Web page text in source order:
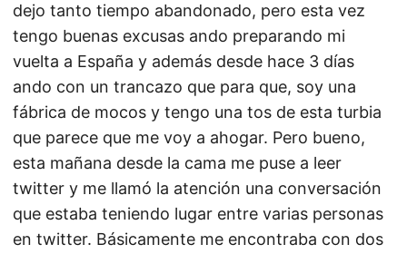
dejo tanto tiempo abandonado, pero esta vez
tengo buenas excusas ando preparando mi
vuelta a España y además desde hace 3 días
ando con un trancazo que para que, soy una
fábrica de mocos y tengo una tos de esta turbia
que parece que me voy a ahogar. Pero bueno,
esta mañana desde la cama me puse a leer
twitter y me llamó la atención una conversación
que estaba teniendo lugar entre varias personas
en twitter. Básicamente me encontraba con dos